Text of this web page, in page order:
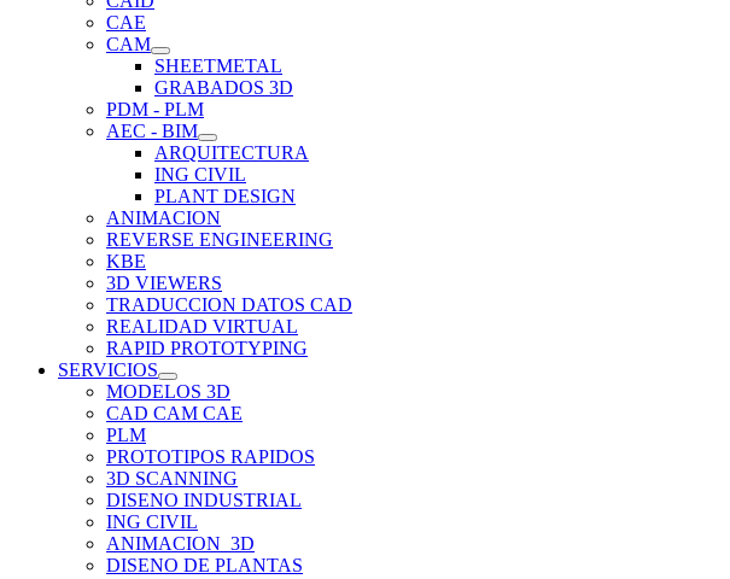
CAE
CAM
SHEETMETAL
GRABADOS 3D
PDM - PLM
AEC - BIM
ARQUITECTURA
ING CIVIL
PLANT DESIGN
ANIMACION
REVERSE ENGINEERING
KBE
3D VIEWERS
TRADUCCION DATOS CAD
REALIDAD VIRTUAL
RAPID PROTOTYPING
SERVICIOS
MODELOS 3D
CAD CAM CAE
PLM
PROTOTIPOS RAPIDOS
3D SCANNING
DISENO INDUSTRIAL
ING CIVIL
ANIMACION_3D
DISENO DE PLANTAS